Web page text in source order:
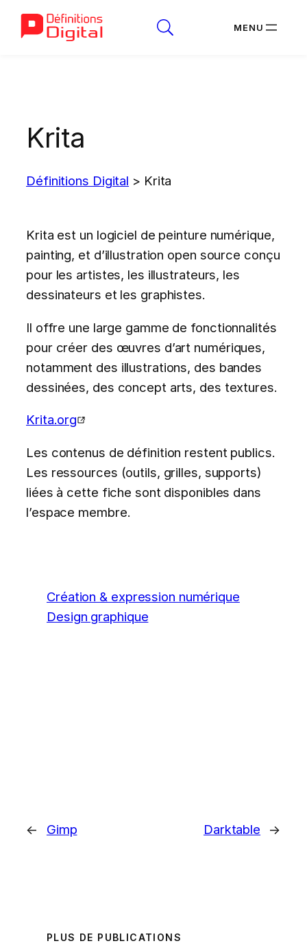
Krita
Définitions Digital > Krita
Krita est un logiciel de peinture numérique,
painting, et d’illustration open source conçu
pour les artistes, les illustrateurs, les
dessinateurs et les graphistes.
Il offre une large gamme de fonctionnalités
pour créer des œuvres d’art numériques,
notamment des illustrations, des bandes
dessinées, des concept arts, des textures.
Krita.org
Les contenus de définition restent publics.
Les ressources (outils, grilles, supports)
liées à cette fiche sont disponibles dans
l’espace membre.
Création & expression numérique
Design graphique
← Gimp Darktable →
PLUS DE PUBLICATIONS